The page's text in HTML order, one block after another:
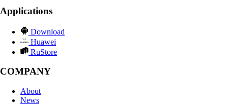
Applications
Download
Huawei
RuStore
COMPANY
About
News